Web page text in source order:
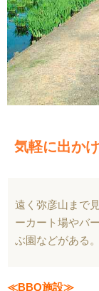
気軽に出か
遠く弥彦山まで
ーカート場やバ
ぶ園などがある。
≪BBQ施設≫